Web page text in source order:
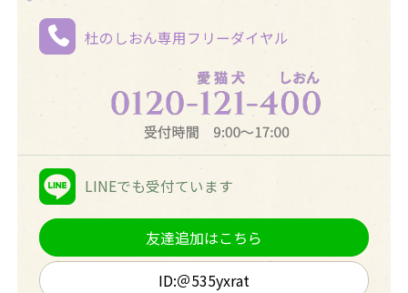
杜のしおん専用フリーダイヤル
LINEでも受付ています
友達追加はこちら
ID:＠535yxrat